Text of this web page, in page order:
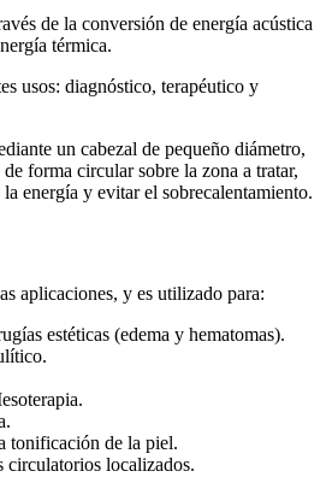
de la conversión de energía acústica
térmica.
usos: diagnóstico, terapéutico y
un cabezal de pequeño diámetro,
forma circular sobre la zona a tratar,
energía y evitar el sobrecalentamiento.
aplicaciones, y es utilizado para:
estéticas (edema y hematomas).
tonificación de la piel.
circulatorios localizados.